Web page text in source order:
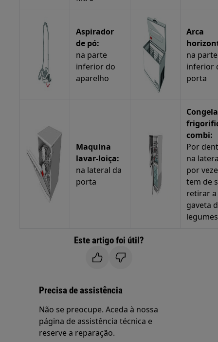
Aspirador
de pó:
na parte
inferior do
aparelho
Arca
na parte
inferior
porta
Maquina
lavar-loiça:
na lateral da
porta
combi:
Por
na
por
tem de
retirar a
gaveta
Este artigo foi útil?
Precisa de assistência
Não se preocupe. Aceda à nossa
página de assistência técnica e
reserve a reparação.